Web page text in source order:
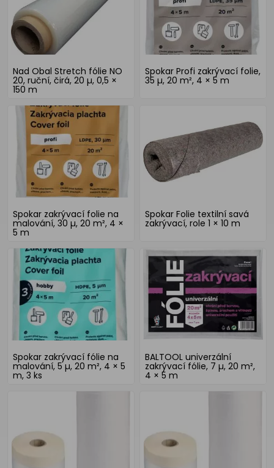
Nad Obal Stretch fólie NO
20, ruční, čirá, 20 µ, 0,5 ×
150 m
Spokar Profi zakrývací folie,
35 µ, 20 m², 4 × 5 m
Spokar zakrývací folie na
malování, 30 µ, 20 m², 4 ×
5 m
Spokar Folie textilní savá
zakrývací, role 1 × 10 m
Spokar zakrývací fólie na
malování, 5 µ, 20 m², 4 × 5
m, 3 ks
BALTOOL univerzální
zakrývací fólie, 7 µ, 20 m²,
4 × 5 m